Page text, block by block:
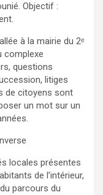
Objectif :
à la mairie du 2ᵉ
complexe
questions
litiges
de citoyens sont
un mot sur un
locales présentes
de l’intérieur,
parcours du